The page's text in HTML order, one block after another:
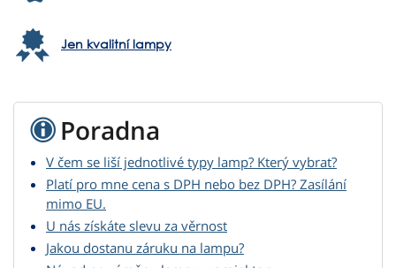
Jen kvalitní lampy
Poradna
V čem se liší jednotlivé typy lamp? Který vybrat?
Platí pro mne cena s DPH nebo bez DPH? Zasílání
mimo EU.
U nás získáte slevu za věrnost
Jakou dostanu záruku na lampu?